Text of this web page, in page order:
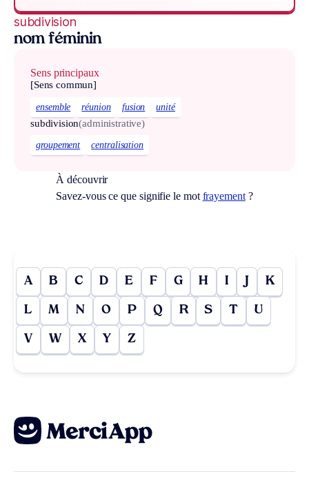
subdivision
nom féminin
Sens principaux
[Sens commun]
ensemble réunion fusion unité
subdivision(administrative)
groupement centralisation
À découvrir
Savez-vous ce que signifie le mot frayement?
A B C D E F G H I J K
L M N O P Q R S T U
V W X Y Z